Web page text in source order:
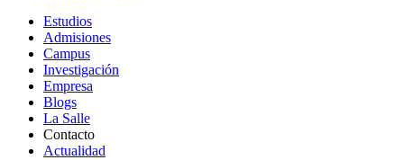
Estudios
Admisiones
Campus
Investigación
Empresa
Blogs
La Salle
Contacto
Actualidad